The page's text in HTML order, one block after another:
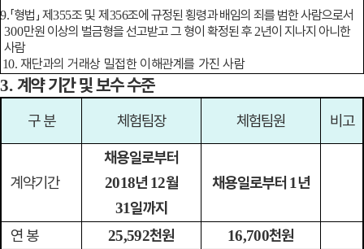
9.「형법 」 제355조 및 제 356조에 규정된 횡령과 배임의 죄를 범한 사람으로서
300만원 이상의 벌금형을 선고받고 그 형이 확정된 후 2년이 지나지 아니한
사람
10. 재단과의 거래상 밀접한 이해관계를 가진 사람
3. 계약 기간 및 보수 수준
구 분 체험팀장 체험팀원 비고
계약기간
채용일로부터
2018년 12월
31일까지
채용일로부터 1년
연 봉 25,592천원 16,700천원